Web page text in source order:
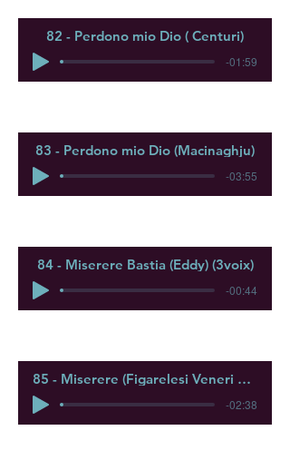
82 - Perdono mio Dio ( Centuri)
-01:59
83 - Perdono mio Dio (Macinaghju)
-03:55
84 - Miserere Bastia (Eddy) (3voix)
-00:44
85 - Miserere (Figarelesi Veneri Santu 1994)
-02:38